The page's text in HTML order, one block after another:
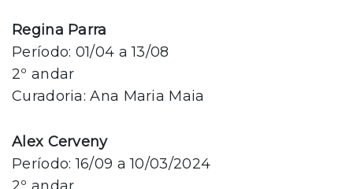
Regina Parra
Período: 01/04 a 13/08
2º andar
Curadoria: Ana Maria Maia
Alex Cerveny
Período: 16/09 a 10/03/2024